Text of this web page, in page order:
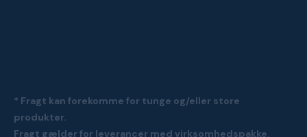
* Fragt kan forekomme for tunge og/eller store
produkter.
Fragt gælder for leverancer med virksomhedspakke.